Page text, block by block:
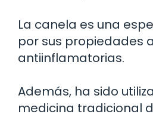
La canela es una
por sus propiedades
antiinflamatorias.
Además, ha sido
medicina tradicional